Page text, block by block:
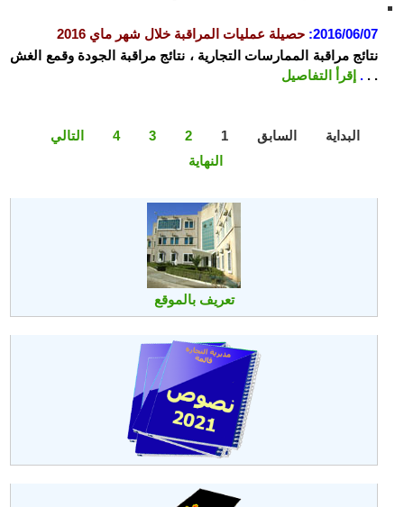
2016/06/07: حصيلة عمليات المراقبة خلال شهر ماي 2016
نتائج مراقبة الممارسات التجارية ، نتائج مراقبة الجودة وقمع الغش
. .
. إقرأ التفاصيل
البداية السابق 1
2
3
4
التالي
النهاية
تعريف بالموقع